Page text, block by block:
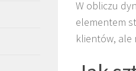
W obliczu
elementem
klientów, ale